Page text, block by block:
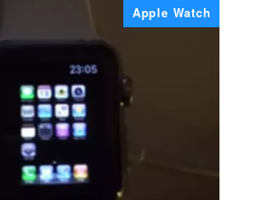
Apple Watch